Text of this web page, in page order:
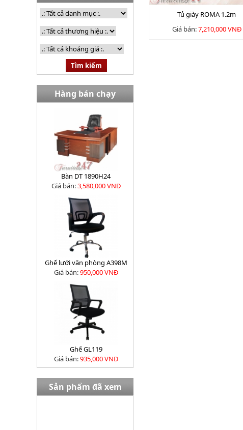
Hàng bán chạy
Bàn DT 1890H24
Giá bán:3,580,000 VNĐ
Ghế lưới văn phòng A398M
Giá bán:950,000 VNĐ
Ghế GL119
Giá bán:935,000 VNĐ
Sản phẩm đã xem
Tủ giày ROMA 1.2m
Giá bán:7,210,000 VNĐ